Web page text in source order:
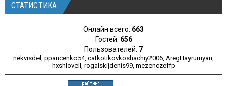
СТАТИСТИКА
Онлайн всего: 663
Гостей: 656
Пользователей: 7
nekvisdel , ppancenko54, catkotikovkoshachiy2006, AregHayrumyan,
hxshlovell , rogalskijdenis99, mezenczeffp